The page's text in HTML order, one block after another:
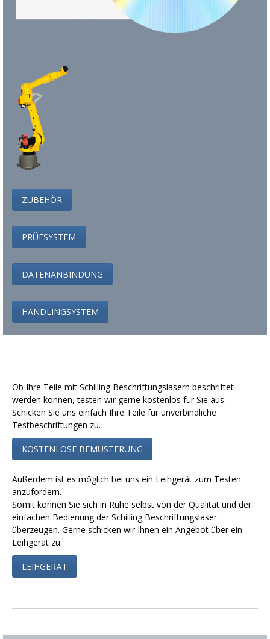
ZUBEHÖR
PRÜFSYSTEM
DATENANBINDUNG
HANDLINGSYSTEM
Ob Ihre Teile mit Schilling Beschriftungslasern beschriftet
werden können, testen wir gerne kostenlos für Sie aus.
Schicken Sie uns einfach Ihre Teile für unverbindliche
Testbeschriftungen zu.
KOSTENLOSE BEMUSTERUNG
Außerdem ist es möglich bei uns ein Leihgerät zum Testen
anzufordern.
Somit können Sie sich in Ruhe selbst von der Qualität und der
einfachen Bedienung der Schilling Beschriftungslaser
überzeugen. Gerne schicken wir Ihnen ein Angebot über ein
Leihgerät zu.
LEIHGERÄT